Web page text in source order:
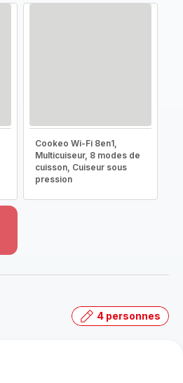
Cookeo Wi-Fi 8en1,
Multicuiseur, 8 modes de
cuisson, Cuiseur sous
pression
4 personnes